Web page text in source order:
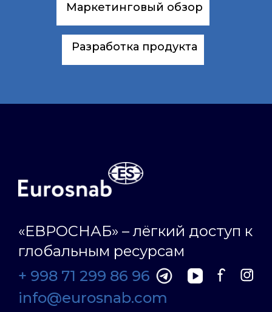
Маркетинговый обзор
Разработка продукта
«ЕВРОСНАБ» – лёгкий доступ к
глобальным ресурсам
+ 998 71 299 86 96
info@eurosnab.com